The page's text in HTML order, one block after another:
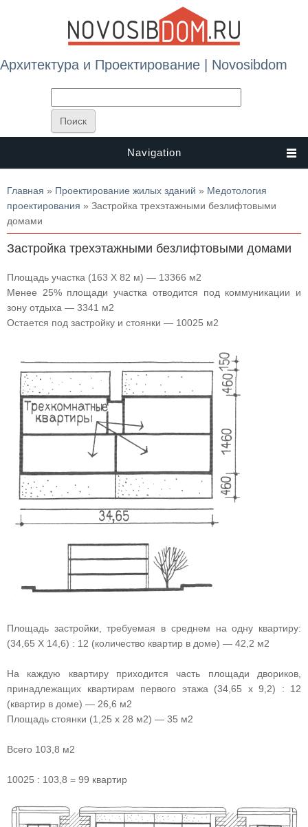
Архитектура и Проектирование | Novosibdom
Navigation
Вы здесь
Главная » Проектирование жилых зданий » Медотология
проектирования » Застройка трехэтажными безлифтовыми
домами
Застройка трехэтажными безлифтовыми домами
Площадь участка (163 X 82 м) — 13366 м2
Менее 25% площади участка отводится под коммуникации и
зону отдыха — 3341 м2
Остается под застройку и стоянки — 10025 м2
Площадь застройки, требуемая в среднем на одну квартиру:
(34,65 X 14,6) : 12 (количество квартир в доме) — 42,2 м2
На каждую квартиру приходится часть площади двориков,
принадлежащих квартирам первого этажа (34,65 х 9,2) : 12
(квартир в доме) — 26,6 м2
Площадь стоянки (1,25 х 28 м2) — 35 м2
Всего 103,8 м2
10025 : 103,8 = 99 квартир